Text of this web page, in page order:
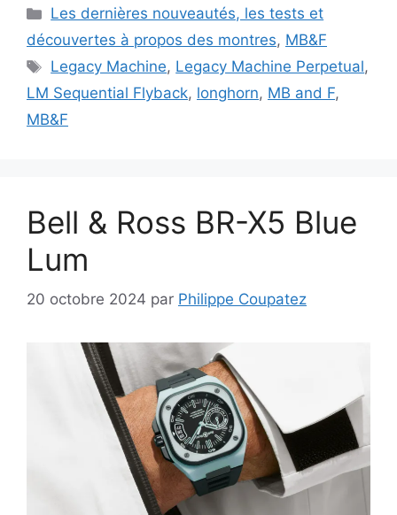
Catégories
Les dernières nouveautés, les tests et
découvertes à propos des montres, MB&F
Étiquettes
Legacy Machine, Legacy Machine Perpetual,
LM Sequential Flyback, longhorn, MB and F,
MB&F
Bell & Ross BR-X5 Blue
Lum
20 octobre 2024 par Philippe Coupatez